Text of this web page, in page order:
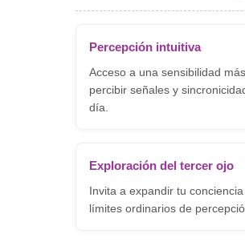
Percepción intuitiva
Acceso a una sensibilidad
percibir señales y
día.
Exploración del tercer ojo
Invita a expandir tu
límites ordinarios de